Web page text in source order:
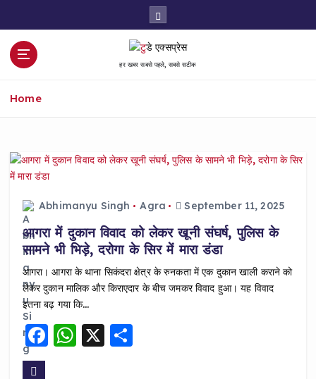
हर खबर सबसे पहले, सबसे सटीक
Home
Abhimanyu Singh Agra September 11, 2025
आगरा में दुकान विवाद को लेकर खूनी संघर्ष, पुलिस के
सामने भी भिड़े, दरोगा के सिर में मारा डंडा
आगरा। आगरा के थाना सिकंदरा क्षेत्र के रुनकता में एक दुकान खाली कराने को
लेकर दुकान मालिक और किराएदार के बीच जमकर विवाद हुआ। यह विवाद
इतना बढ़ गया कि…
F WX S